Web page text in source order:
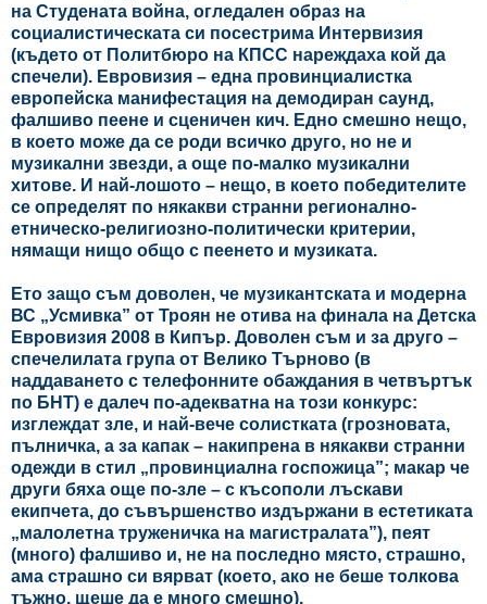
на Студената война, огледален образ на
социалистическата си посестрима Интервизия
(където от Политбюро на КПСС нареждаха кой да
спечели). Евровизия – една провинциалистка
европейска манифестация на демодиран саунд,
фалшиво пеене и сценичен кич. Едно смешно нещо,
в което може да се роди всичко друго, но не и
музикални звезди, а още по-малко музикални
хитове. И най-лошото – нещо, в което победителите
се определят по някакви странни регионално-
етническо-религиозно-политически критерии,
нямащи нищо общо с пеенето и музиката.
Ето защо съм доволен, че музикантската и модерна
ВС „Усмивка” от Троян не отива на финала на Детска
Евровизия 2008 в Кипър. Доволен съм и за друго –
спечелилата група от Велико Търново (в
наддаването с телефонните обаждания в четвъртък
по БНТ) е далеч по-адекватна на този конкурс:
изглеждат зле, и най-вече солистката (грозновата,
пълничка, а за капак – накипрена в някакви странни
одежди в стил „провинциална госпожица”; макар че
други бяха още по-зле – с късополи лъскави
екипчета, до съвършенство издържани в естетиката
„малолетна труженичка на магистралата”), пеят
(много) фалшиво и, не на последно място, страшно,
ама страшно си вярват (което, ако не беше толкова
тъжно, щеше да е много смешно).